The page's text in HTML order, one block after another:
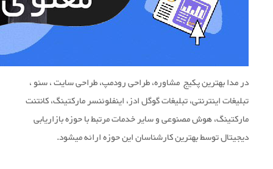
در مدا بهترین پکیج مشاوره، طراحی رودمپ، طراحی سایت ، سئو ،
تبلیغات اینترنتی، تبلیغات گوگل ادز، اینفلوئنسر مارکتینگ، کانتنت
مارکتینگ، هوش مصنوعی و سایر خدمات مرتبط با حوزه بازاریابی
دیجیتال توسط بهترین کارشناسان این حوزه ارائه میشود.